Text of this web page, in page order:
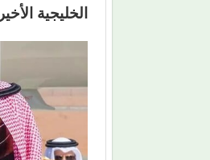
الخليجية